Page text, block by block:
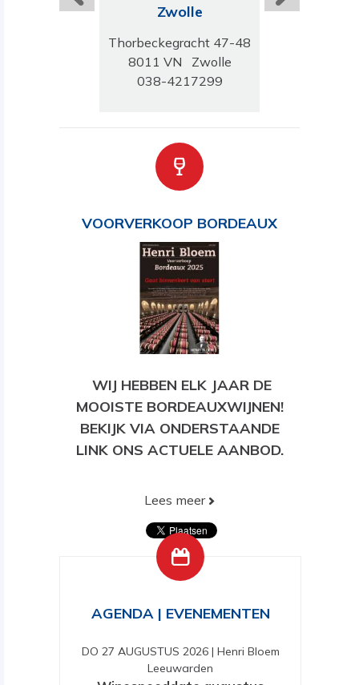
Zwolle
Thorbeckegracht 47-48
8011 VN Zwolle
038-4217299
VOORVERKOOP BORDEAUX
WIJ HEBBEN ELK JAAR DE
MOOISTE BORDEAUXWIJNEN!
BEKIJK VIA ONDERSTAANDE
LINK ONS ACTUELE AANBOD.
AANBOD!
Lees meer
AGENDA | EVENEMENTEN
DO 27 AUGUSTUS 2026| Henri Bloem
Leeuwarden